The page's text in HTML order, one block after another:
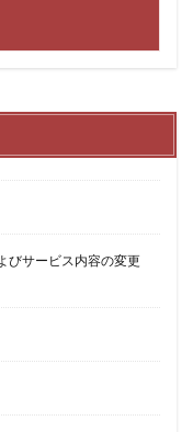
びサービス内容の変更